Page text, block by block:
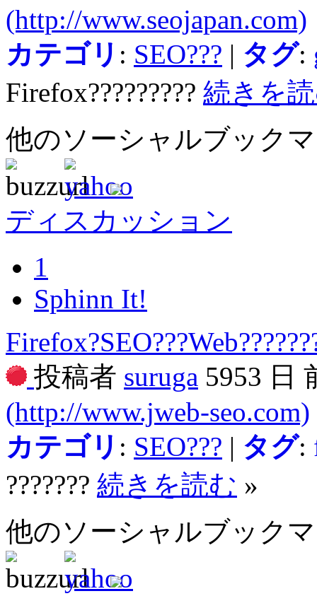
(http://www.seojapan.com)
カテゴリ : SEO??? | タグ:
Firefox????????? 続きを
他のソーシャルブック
ディスカッション
1
Sphinn It!
投稿者 suruga 5953 日
(http://www.jweb-seo.com)
カテゴリ : SEO??? | タグ:
??????? 続きを読む »
他のソーシャルブック